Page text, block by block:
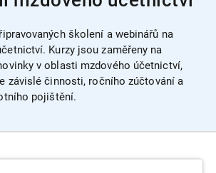
školení a webinářů na
Kurzy jsou zaměřeny na
v oblasti mzdového účetnictví,
závislé činnosti, ročního zúčtování a
pojištění.